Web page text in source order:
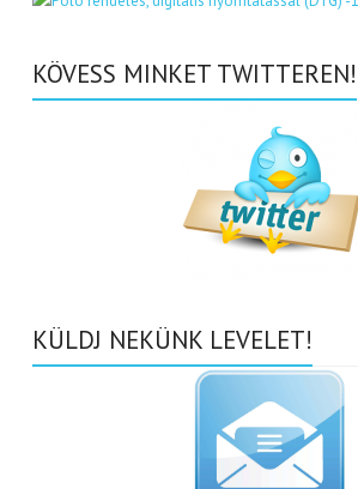
KÖVESS MINKET TWITTEREN!
KÜLDJ NEKÜNK LEVELET!